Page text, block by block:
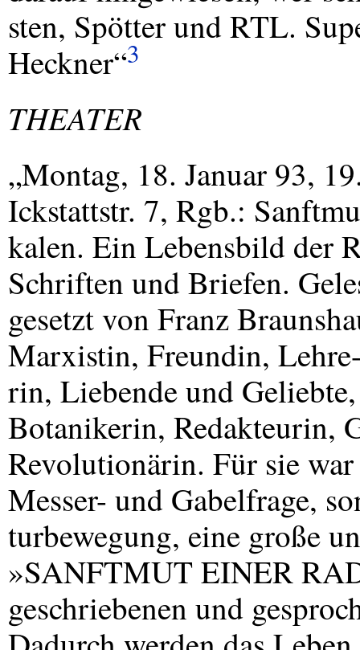
sten, Spötter undRTL.
Heckner“3
THEATER
„Montag, 18. Januar 93,
Ickstattstr. 7, Rgb.:
kalen. Ein Lebensbild der
Schriften und Briefen.
gesetzt von Franz
Marxistin, Freundin,
rin, Liebende und
Botanikerin, Redakteurin,
Revolutionärin. Für sie
Messer- und Gabelfrage,
turbewegung, eine große
»SANFTMUTEINER
geschriebenen und